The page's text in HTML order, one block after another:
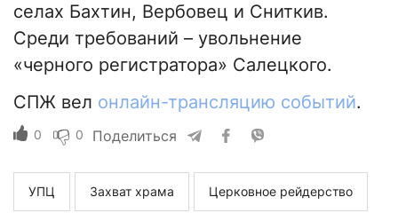
селах Бахтин, Вербовец и Сниткив.
Среди требований – увольнение
«черного регистратора» Салецкого.
СПЖ вел онлайн-трансляцию событий.
0 0 Поделиться
УПЦ Захват храма Церковное рейдерство